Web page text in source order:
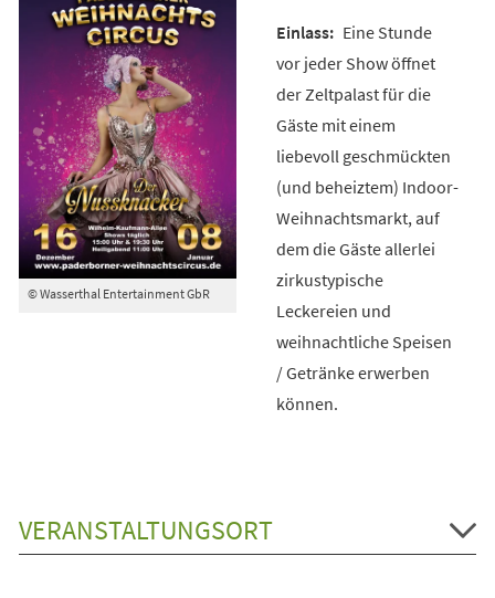
© Wasserthal Entertainment GbR
Eine Stunde
vor jeder Show öffnet
der Zeltpalast für die
Gäste mit einem
liebevoll geschmückten
(und beheiztem) Indoor-
Weihnachtsmarkt, auf
dem die Gäste allerlei
zirkustypische
Leckereien und
weihnachtliche Speisen
/ Getränke erwerben
können.
VERANSTALTUNGSORT